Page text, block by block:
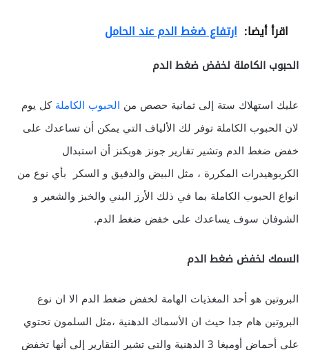
اقرأ أيضا: ارتفاع ضغط الدم عند الحامل
الحبوب الكاملة لخفض ضغط الدم
عليك استهلاك ستة إلى ثمانية حصص من الحبوب الكاملةكل يوم
لان الحبوب الكاملة توفر لك الألياف التي يمكن أن تساعدك على
خفض ضغط الدم وتشير تقارير جونز هوبكنز أن استبدال
الكربوهيدرات المكررة ، مثل البيض والدقيق و السكر بأي نوع من
انواع الحبوب الكاملة بما في ذلك الأرز البني والخبز والشعير و
الشوفان سوف يساعدك على خفض ضغط الدم.
السمك لخفض ضغط الدم
البروتين هو أحد المغذيات الهامة لخفض ضغط الدم الا ان نوع
البروتين هام جدا حيث ان الأسماك الدهنية ،مثل السلمون تحتوي
على أحماض أوميغا 3 الدهنية والتي تشير التقارير إلى أنها تخفض